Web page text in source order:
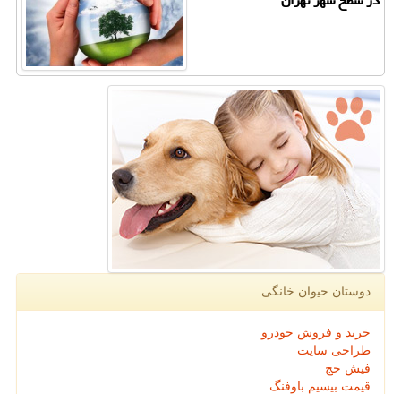
دوستان حیوان خانگی
خرید و فروش خودرو
طراحی سایت
فیش حج
قیمت بیسیم باوفنگ